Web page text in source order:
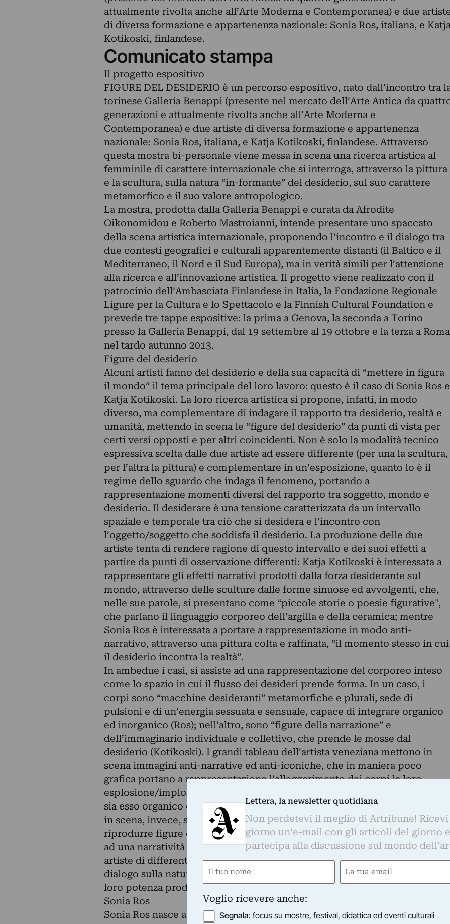
attualmente rivolta anche all’Arte Moderna e Contemporanea) e due
di diversa formazione e appartenenza nazionale: Sonia Ros, italiana, e
Kotikoski, finlandese.
Comunicato stampa
Il progetto espositivo
FIGURE DEL DESIDERIO è un percorso espositivo, nato dall’incontro tra
torinese Galleria Benappi (presente nel mercato dell’Arte Antica da
generazioni e attualmente rivolta anche all’Arte Moderna e
Contemporanea) e due artiste di diversa formazione e appartenenza
nazionale: Sonia Ros, italiana, e Katja Kotikoski, finlandese. Attraverso
questa mostra bi-personale viene messa in scena una ricerca artistica al
femminile di carattere internazionale che si interroga, attraverso la pittura
e la scultura, sulla natura “in-formante” del desiderio, sul suo carattere
metamorfico e il suo valore antropologico.
La mostra, prodotta dalla Galleria Benappi e curata da Afrodite
Oikonomidou e Roberto Mastroianni, intende presentare uno spaccato
della scena artistica internazionale, proponendo l’incontro e il dialogo tra
due contesti geografici e culturali apparentemente distanti (il Baltico e il
Mediterraneo, il Nord e il Sud Europa), ma in verità simili per l’attenzione
alla ricerca e all’innovazione artistica. Il progetto viene realizzato con il
patrocinio dell’Ambasciata Finlandese in Italia, la Fondazione Regionale
Ligure per la Cultura e lo Spettacolo e la Finnish Cultural Foundation e
prevede tre tappe espositive: la prima a Genova, la seconda a Torino
presso la Galleria Benappi, dal 19 settembre al 19 ottobre e la terza a Roma
nel tardo autunno 2013.
Figure del desiderio
Alcuni artisti fanno del desiderio e della sua capacità di “mettere in figura
il mondo” il tema principale del loro lavoro: questo è il caso di Sonia Ros e
Katja Kotikoski. La loro ricerca artistica si propone, infatti, in modo
diverso, ma complementare di indagare il rapporto tra desiderio, realtà e
umanità, mettendo in scena le “figure del desiderio” da punti di vista per
certi versi opposti e per altri coincidenti. Non è solo la modalità tecnico
espressiva scelta dalle due artiste ad essere differente (per una la scultura,
per l’altra la pittura) e complementare in un’esposizione, quanto lo è il
regime dello sguardo che indaga il fenomeno, portando a
rappresentazione momenti diversi del rapporto tra soggetto, mondo e
desiderio. Il desiderare è una tensione caratterizzata da un intervallo
spaziale e temporale tra ciò che si desidera e l’incontro con
l’oggetto/soggetto che soddisfa il desiderio. La produzione delle due
artiste tenta di rendere ragione di questo intervallo e dei suoi effetti a
partire da punti di osservazione differenti: Katja Kotikoski è interessata a
rappresentare gli effetti narrativi prodotti dalla forza desiderante sul
mondo, attraverso delle sculture dalle forme sinuose ed avvolgenti, che,
nelle sue parole, si presentano come “piccole storie o poesie figurative",
che parlano il linguaggio corporeo dell’argilla e della ceramica; mentre
Sonia Ros è interessata a portare a rappresentazione in modo anti-
narrativo, attraverso una pittura colta e raffinata, “il momento stesso in cui
il desiderio incontra la realtà”.
In ambedue i casi, si assiste ad una rappresentazione del corporeo inteso
come lo spazio in cui il flusso dei desideri prende forma. In un caso, i
corpi sono “macchine desideranti” metamorfiche e plurali, sede di
pulsioni e di un’energia sessuata e sensuale, capace di integrare organico
ed inorganico (Ros); nell’altro, sono “figure della narrazione” e
dell’immaginario individuale e collettivo, che prende le mosse dal
desiderio (Kotikoski). I grandi tableau dell’artista veneziana mettono in
scena immagini anti-narrative ed anti-iconiche, che in maniera poco
grafica portano a rappresentazione l’alleggerimento dei corpi la loro
esplosione/implosione e la loro integrazione con l’oggetto del desiderio,
sia esso organico o inorganico. Le sculture dell’artista finlandese mettono
in scena, invece, superfici e linee che ricordano la pelle umana quasi a
riprodurre figure corporee tanto astratte quanto concrete, che danno vita
ad una narratività materica e dai tratti archetipali. Insieme, queste due
artiste di differenti formazioni e contesti geografici, danno vita ad un
dialogo sulla natura del corporeo, del desiderio e dell’immaginario e della
loro potenza produttiva.
Sonia Ros
Sonia Ros nasce a Conegliano Veneto. Si è diplomata all’Accademia di
Lettera, la newsletter quotidiana
Non perdetevi il meglio di Artribune!
giorno un'e-mail con gli articoli del giorno
partecipa alla discussione sul mondo
Nome
Email
Voglio ricevere anche:
Segnala: focus su mostre, festival, didattica ed eventi culturali